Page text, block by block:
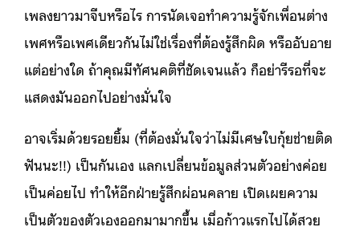
เพลงยาวมาจีบหรือไร การนัดเจอทำความรู้จักเพื่อนต่าง
เพศหรือเพศเดียวกันไม่ใช่เรื่องที่ต้องรู้สึกผิด หรืออับอาย
แต่อย่างใด ถ้าคุณมีทัศนคติที่ชัดเจนแล้ว ก็อย่ารีรอที่จะ
แสดงมันออกไปอย่างมั่นใจ
อาจเริ่มด้วยรอยยิ้ม (ที่ต้องมั่นใจว่าไม่มีเศษใบกุ้ยช่ายติด
ฟันนะ!!) เป็นกันเอง แลกเปลี่ยนข้อมูลส่วนตัวอย่างค่อย
เป็นค่อยไป ทำให้อีกฝ่ายรู้สึกผ่อนคลาย เปิดเผยความ
เป็นตัวของตัวเองออกมามากขึ้น เมื่อก้าวแรกไปได้สวย